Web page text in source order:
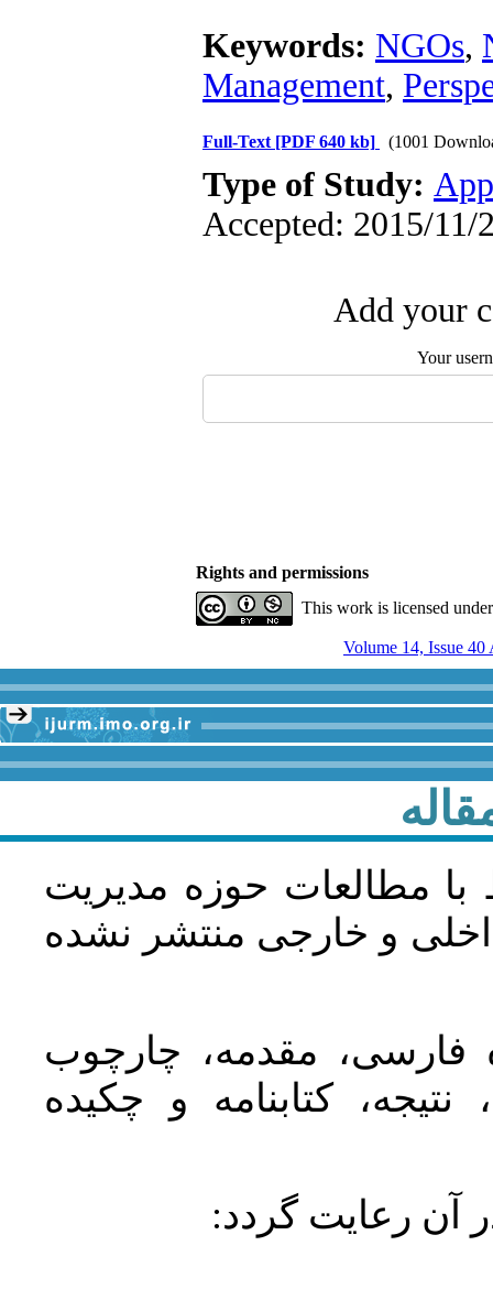
Keywords: NGOs,
Management,
Full-Text [PDF 640 kb] (1001
Type of Study:
Accepted: 2015/11/
Add your
Your
Rights and permissions
This work is licensed
با مطالعات حوزه مديريت
و خارجی منتشر نشده
فارسی، مقدمه، چارچوب
کتابنامه و چکیده
آن رعايت گردد: